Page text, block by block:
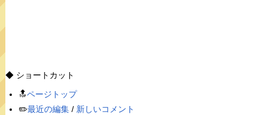
◆ ショートカット
🔝ページトップ
✏️最近の編集/ 新しいコメント